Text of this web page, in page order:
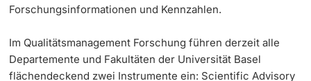
Forschungsinformationen und Kennzahlen.
Im Qualitätsmanagement Forschung führen derzeit alle
Departemente und Fakultäten der Universität Basel
flächendeckend zwei Instrumente ein: Scientific Advisory